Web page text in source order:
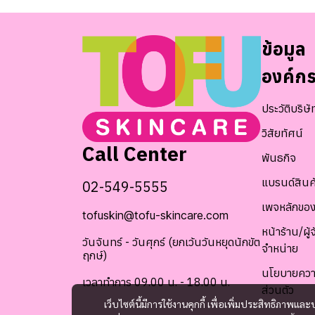
เว็บไซต์นี้มีการใช้งานคุกกี้ เพื่อเพิ่มประสิทธิภาพแล
Call Center
02-549-5555
tofuskin@tofu-skincare.com
วันจันทร์ - วันศุกร์ (ยกเว้นวันหยุดนักขัต
ฤกษ์)
เวลาทำการ 09.00 น. - 18.00 น.
ข้อมูล
องค์ก
ประวัติบริษั
วิสัยทัศน์
พันธกิจ
แบรนด์สิน
เพจหลักขอ
หน้าร้าน/ผู้
จำหน่าย
นโยบายคว
ส่วนตัว